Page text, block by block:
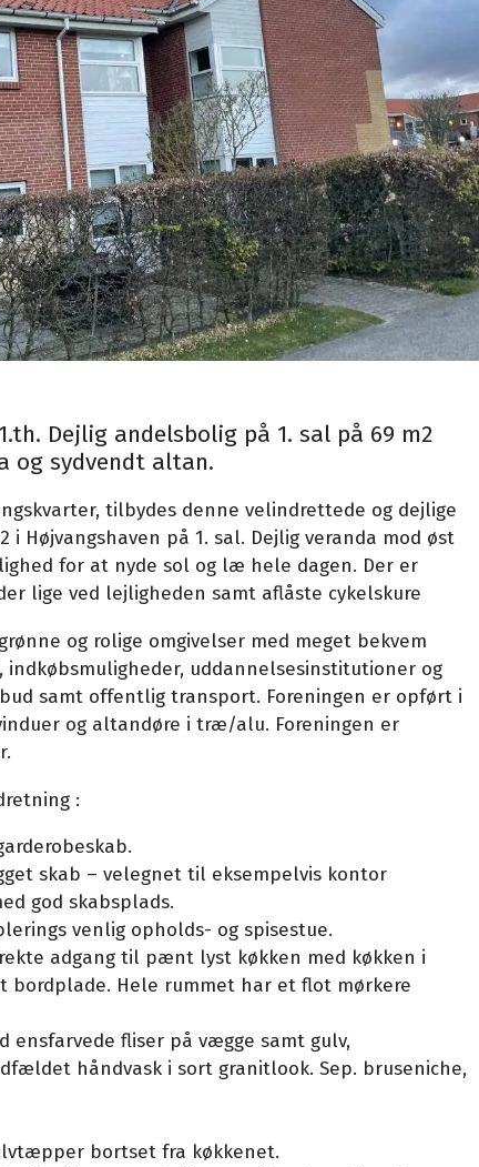
Dejlig andelsbolig på 1. sal på 69 m2
og sydvendt altan.
tilbydes denne velindrettede og dejlige
Højvangshaven på 1. sal. Dejlig veranda mod øst
for at nyde sol og læ hele dagen. Der er
lige ved lejligheden samt aflåste cykelskure
og rolige omgivelser med meget bekvem
uddannelsesinstitutioner og
samt offentlig transport. Foreningen er opført i
og altandøre i træ/alu. Foreningen er
:
skab – velegnet til eksempelvis kontor
god skabsplads.
venlig opholds- og spisestue.
adgang til pænt lyst køkken med køkken i
bordplade. Hele rummet har et flot mørkere
ensfarvede fliser på vægge samt gulv,
håndvask i sort granitlook. Sep. bruseniche,
bortset fra køkkenet.